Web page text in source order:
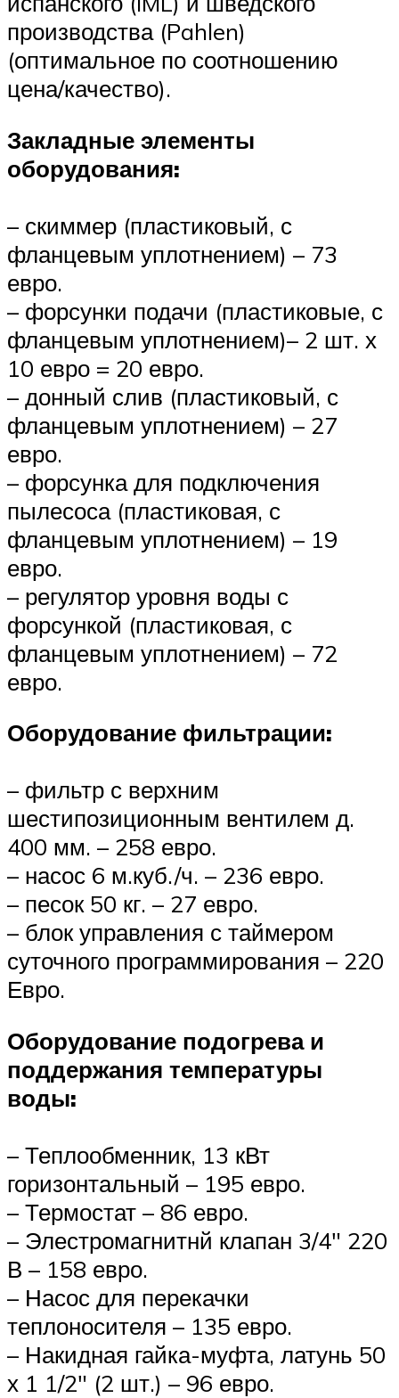
производства (Pahlen)
(оптимальное по соотношению
цена/качество).
Закладные элементы
оборудования:
– скиммер (пластиковый, с
фланцевым уплотнением) – 73
евро.
– форсунки подачи (пластиковые, с
фланцевым уплотнением)– 2 шт. х
10 евро = 20 евро.
– донный слив (пластиковый, с
фланцевым уплотнением) – 27
евро.
– форсунка для подключения
пылесоса (пластиковая, с
фланцевым уплотнением) – 19
евро.
– регулятор уровня воды с
форсункой (пластиковая, с
фланцевым уплотнением) – 72
евро.
Оборудование фильтрации:
– фильтр с верхним
шестипозиционным вентилем д.
400 мм. – 258 евро.
– насос 6 м.куб./ч. – 236 евро.
– песок 50 кг. – 27 евро.
– блок управления с таймером
суточного программирования – 220
Евро.
Оборудование подогрева и
поддержания температуры
воды:
– Теплообменник, 13 кВт
горизонтальный – 195 евро.
– Термостат – 86 евро.
– Элестромагнитнй клапан 3/4″ 220
В – 158 евро.
– Насос для перекачки
теплоносителя – 135 евро.
– Накидная гайка-муфта, латунь 50
х 1 1/2″ (2 шт.) – 96 евро.